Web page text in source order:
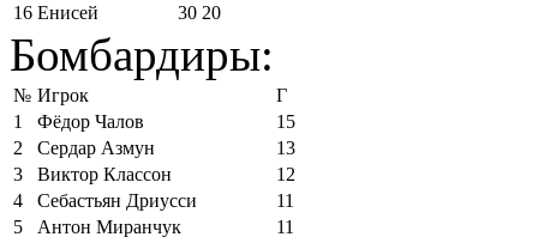
16 Енисей 30 20
Бомбардиры:
№ Игрок
Г
1
Фёдор Чалов
15
2
Сердар Азмун
13
3
Виктор Классон
12
4
Себастьян Дриусси
11
5
Антон Миранчук
11